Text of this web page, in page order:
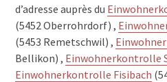
d’adresse auprès du
(5452 Oberrohrdorf) ,
(5453 Remetschwil) ,
Bellikon) , Einwohnerkontrolle
Einwohnerkontrolle Fisibach